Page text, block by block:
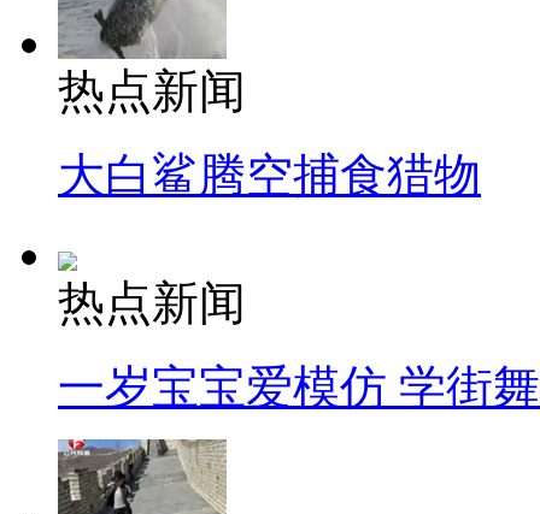
热点新闻
大白鲨腾空捕食猎物
热点新闻
一岁宝宝爱模仿 学街